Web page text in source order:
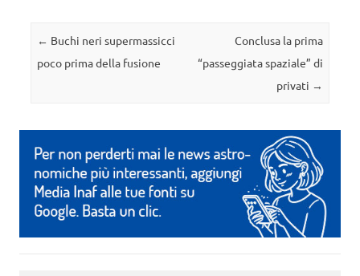
Navigazione articolo
← Buchi neri supermassicci
poco prima della fusione
Conclusa la prima
“passeggiata spaziale” di
privati →